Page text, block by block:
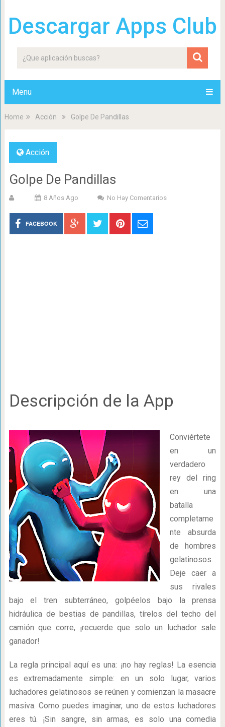
Descargar Apps Club
Menu
Home Acción Golpe De Pandillas
Acción
Golpe De Pandillas
8 Años Ago No Hay Comentarios
FACEBOOK
Descripción de la App
Conviértete
en un
verdadero
rey del ring
en una
batalla
completame
nte absurda
de hombres
gelatinosos.
Deje caer a
sus rivales
bajo el tren subterráneo, golpéelos bajo la prensa
hidráulica de bestias de pandillas, tírelos del techo del
camión que corre, ¡recuerde que solo un luchador sale
ganador!
La regla principal aquí es una: ¡no hay reglas! La esencia
es extremadamente simple: en un solo lugar, varios
luchadores gelatinosos se reúnen y comienzan la masacre
masiva. Como puedes imaginar, uno de estos luchadores
eres tú. ¡Sin sangre, sin armas, es solo una comedia